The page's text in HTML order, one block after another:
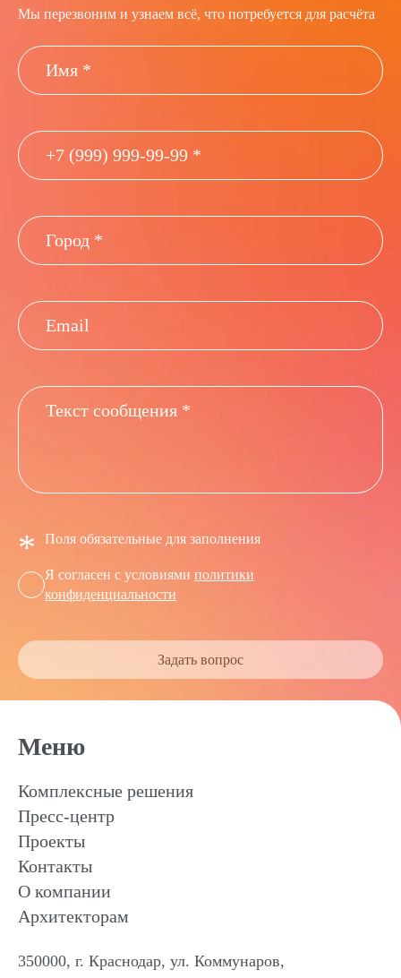
Мы перезвоним и узнаем всё, что потребуется для расчёта
Задать вопрос
* Поля обязательные для заполнения
Я согласен с условиями политики
конфиденциальности
Меню
Комплексные решения
Пресс-центр
Проекты
Контакты
О компании
Архитекторам
350000, г. Краснодар, ул. Коммунаров,